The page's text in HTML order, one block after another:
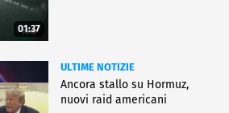
01:37
ULTIME NOTIZIE
Ancora stallo su Hormuz,
nuovi raid americani